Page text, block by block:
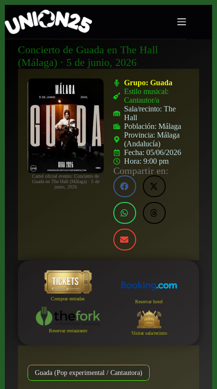
Concierto de Guada en The Hall
(Málaga) · 5 de junio, 2026
Cartel oficial evento: Concierto de
Guada en The Hall (Málaga) · 5 de
junio, 2026
Grupo:Guada
Estilo musical:
Cantautor/a
Sala/recinto:The
Hall
Población:Málaga
Provincia:Málaga
(Andalucía)
Fecha:05/06/2026
Hora:9:00 pm
Compartir en:
Comprar entradas
Reservar hotel
Reservar restaurante Visitar sala/recinto
Guada (Pop experimental / Cantautora)